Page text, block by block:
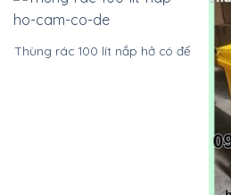
Thùng rác 100 lít nắp hở có đế